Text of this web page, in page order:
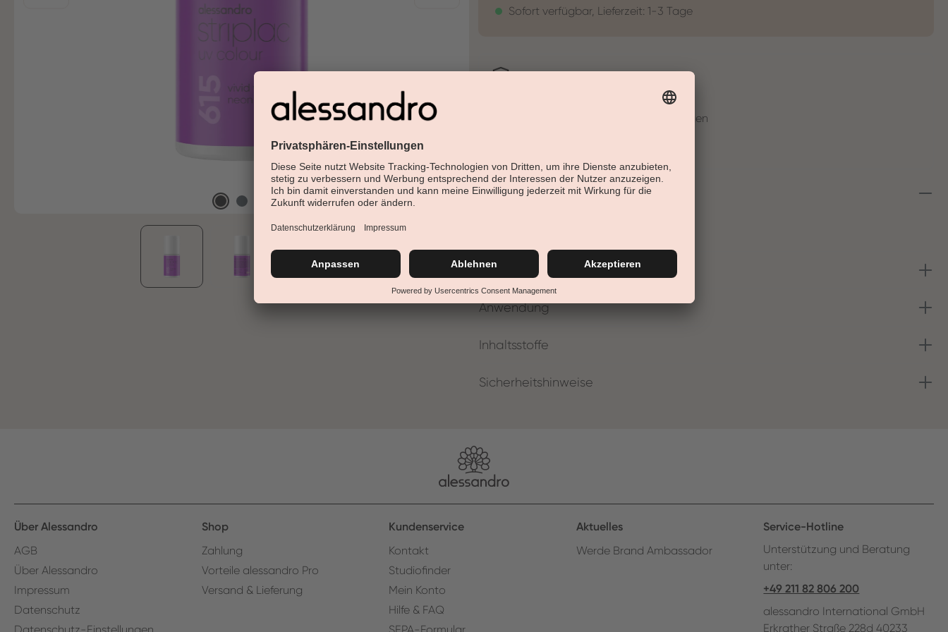
Sofort verfügbar, Lieferzeit: 1-3 Tage
30 Tage Rückgaberecht
Jetzt shoppen - bezahlen in 30 Tagen
Beschreibung
Details
Anwendung
Inhaltsstoffe
Sicherheitshinweise
Über Alessandro
AGB
Über Alessandro
Impressum
Datenschutz
Shop
Zahlung
Vorteile alessandro Pro
Versand & Lieferung
Kundenservice
Kontakt
Studiofinder
Mein Konto
Hilfe & FAQ
Aktuelles
Werde Brand Ambassador
Service-Hotline
Unterstützung und Beratung
unter:
+49 211 82 806 200
alessandro International GmbH
Erkrather Straße 228d 40233